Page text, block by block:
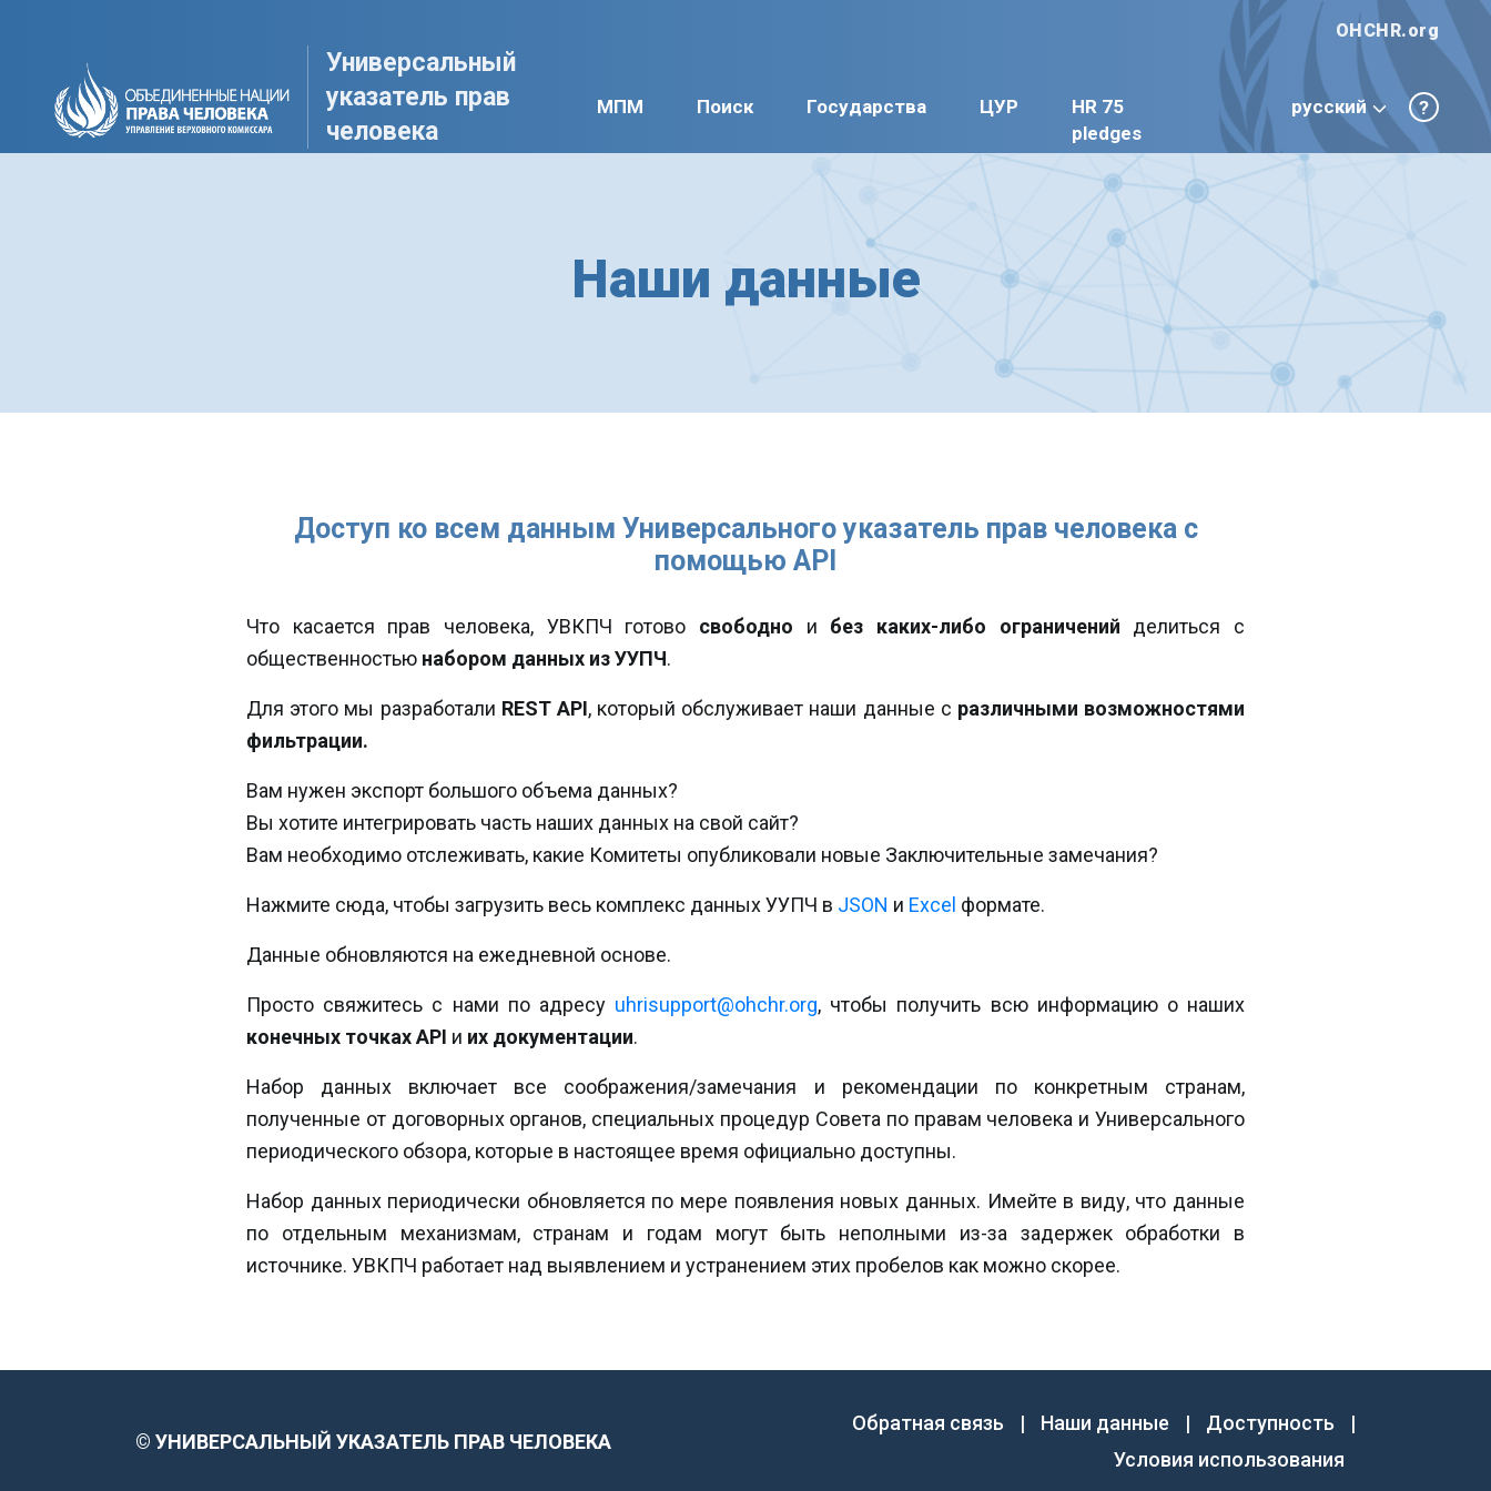
OHCHR.org
Универсальный
указатель прав
человека
МПМ Поиск Государства ЦУР
HR 75
pledges
русский ?
Наши данные
Доступ ко всем данным Универсального указатель прав человека с
помощью API
Что касается прав человека, УВКПЧ готово свободно и без каких-либо ограничений делиться с
общественностью набором данных из УУПЧ.
Для этого мы разработали REST API, который обслуживает наши данные с различными возможностями
фильтрации.
Вам нужен экспорт большого объема данных?
Вы хотите интегрировать часть наших данных на свой сайт?
Вам необходимо отслеживать, какие Комитеты опубликовали новые Заключительные замечания?
Нажмите сюда, чтобы загрузить весь комплекс данных УУПЧ в JSON и Excel формате.
Данные обновляются на ежедневной основе.
Просто свяжитесь с нами по адресу uhrisupport@ohchr.org, чтобы получить всю информацию о наших
конечных точках API и их документации.
Набор данных включает все соображения/замечания и рекомендации по конкретным странам,
полученные от договорных органов, специальных процедур Совета по правам человека и Универсального
периодического обзора, которые в настоящее время официально доступны.
Набор данных периодически обновляется по мере появления новых данных. Имейте в виду, что данные
по отдельным механизмам, странам и годам могут быть неполными из-за задержек обработки в
источнике. УВКПЧ работает над выявлением и устранением этих пробелов как можно скорее.
© УНИВЕРСАЛЬНЫЙ УКАЗАТЕЛЬ ПРАВ ЧЕЛОВЕКА
Обратная связь | Наши данные | Доступность
|
Условия использования